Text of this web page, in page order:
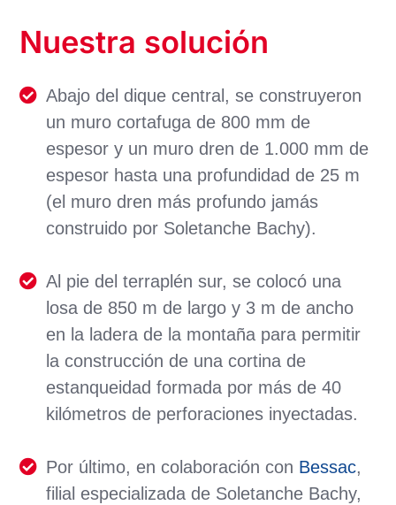
Nuestra solución
Abajo del dique central, se construyeron
un muro cortafuga de 800 mm de
espesor y un muro dren de 1.000 mm de
espesor hasta una profundidad de 25 m
(el muro dren más profundo jamás
construido por Soletanche Bachy).
Al pie del terraplén sur, se colocó una
losa de 850 m de largo y 3 m de ancho
en la ladera de la montaña para permitir
la construcción de una cortina de
estanqueidad formada por más de 40
kilómetros de perforaciones inyectadas.
Por último, en colaboración con Bessac,
filial especializada de Soletanche Bachy,